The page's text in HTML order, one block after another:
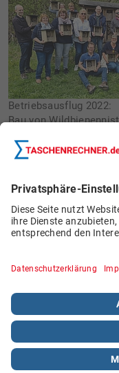
Betriebsausflug 2022:
Bau von
Schülerjobs
© 2026